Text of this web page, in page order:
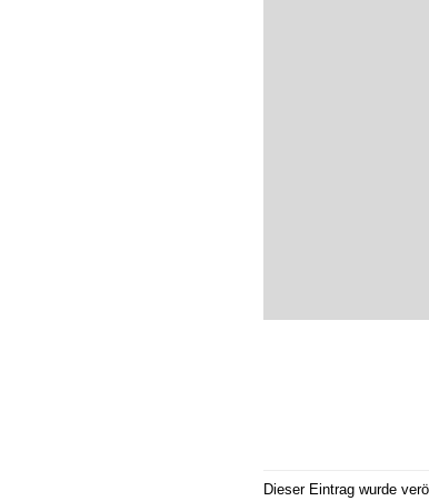
Dieser Eintrag wurde